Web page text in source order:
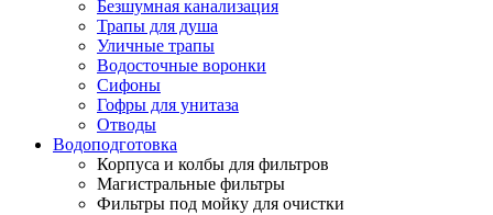
Безшумная канализация
Трапы для душа
Уличные трапы
Водосточные воронки
Сифоны
Гофры для унитаза
Отводы
Водоподготовка
Корпуса и колбы для фильтров
Магистральные фильтры
Фильтры под мойку для очистки